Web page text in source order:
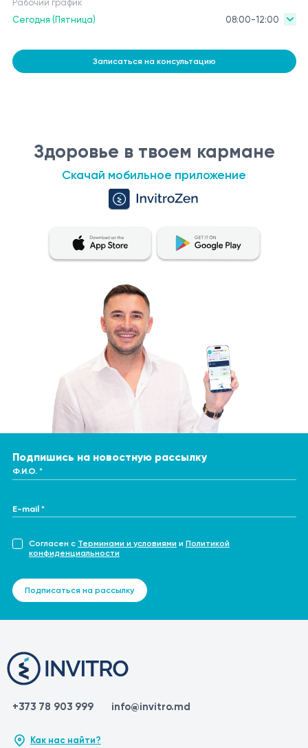
Рабочий график
Сегодня (Пятница)
08:00-12:00
Записаться на консультацию
Здоровье в твоем кармане
Скачай мобильное приложение
Подпишись на новостную рассылку
Ф.И.О. *
E-mail *
Согласен с Терминами и условиями и Политикой
конфиденциальности
Подписаться на рассылку
+373 78 903 999 info@invitro.md
Как нас найти?